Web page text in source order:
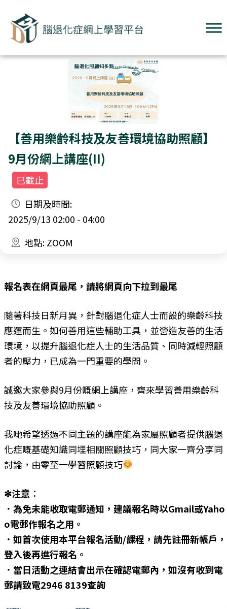
【善用樂齡科技及友善環境協助照顧】
9月份網上講座(II)
已截止
日期及時間:
2025/9/13 02:00 - 04:00
地點: ZOOM
報名表在網頁最尾，請將網頁向下拉到最尾
隨著科技日新月異，針對腦退化症人士而設的樂齡科技
應運而生。如何善用這些輔助工具，並營造友善的生活
環境，以提升腦退化症人士的生活品質、同時減輕照顧
者的壓力，已成為一門重要的學問。
誠邀大家參與9月份嘅網上講座，齊來學習善用樂齡科
技及友善環境協助照顧。
我哋希望透過不同主題的講座能為家屬照顧者提供腦退
化症嘅基礎知識同埋相關照顧技巧，同大家一齊分享同
討論，由零至一學習照顧技巧
✻注意︰
．為免未能收取電郵通知，建議報名時以Gmail或Yaho
o電郵作報名之用。
．如首次使用本平台報名活動/課程，請先註冊新帳戶，
登入後再進行報名。
．當日活動之連結會出示在確認電郵內，如沒有收到電
郵請致電2946 8139查詢